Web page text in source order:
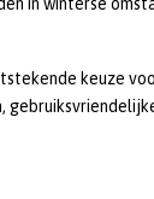
in winterse
keuze